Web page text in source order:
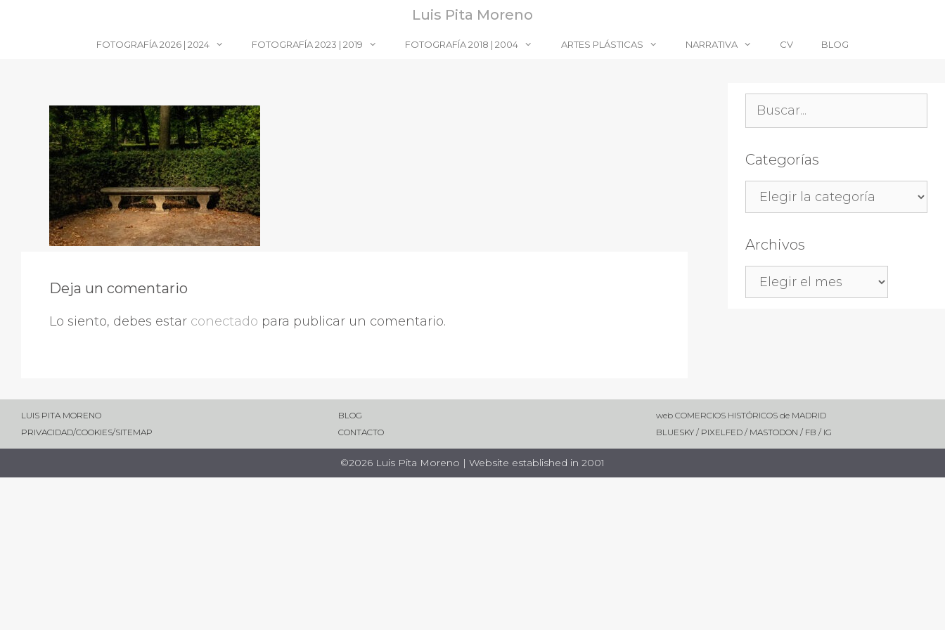
Luis Pita Moreno
FOTOGRAFÍA 2026 | 2024 FOTOGRAFÍA 2023 | 2019 FOTOGRAFÍA 2018 | 2004 ARTES PLÁSTICAS NARRATIVA CV BLOG
Deja un comentario
Lo siento, debes estar conectado para publicar un comentario.
Categorías
Archivos
LUIS PITA MORENO
PRIVACIDAD/COOKIES/SITEMAP
BLOG
CONTACTO
web COMERCIOS HISTÓRICOS de MADRID
BLUESKY/ PIXELFED/ MASTODON / FB / IG
©2026 Luis Pita Moreno | Website established in 2001